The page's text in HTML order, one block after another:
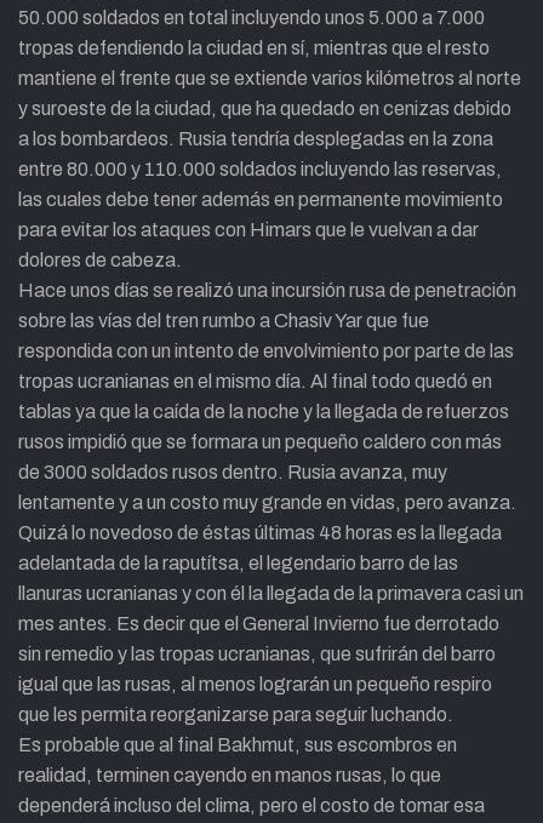
50.000 soldados en total incluyendo unos 5.000 a 7.000
tropas defendiendo la ciudad en sí, mientras que el resto
mantiene el frente que se extiende varios kilómetros al norte
y suroeste de la ciudad, que ha quedado en cenizas debido
a los bombardeos. Rusia tendría desplegadas en la zona
entre 80.000 y 110.000 soldados incluyendo las reservas,
las cuales debe tener además en permanente movimiento
para evitar los ataques con Himars que le vuelvan a dar
dolores de cabeza.
Hace unos días se realizó una incursión rusa de penetración
sobre las vías del tren rumbo a Chasiv Yar que fue
respondida con un intento de envolvimiento por parte de las
tropas ucranianas en el mismo día. Al final todo quedó en
tablas ya que la caída de la noche y la llegada de refuerzos
rusos impidió que se formara un pequeño caldero con más
de 3000 soldados rusos dentro. Rusia avanza, muy
lentamente y a un costo muy grande en vidas, pero avanza.
Quizá lo novedoso de éstas últimas 48 horas es la llegada
adelantada de la raputítsa, el legendario barro de las
llanuras ucranianas y con él la llegada de la primavera casi un
mes antes. Es decir que el General Invierno fue derrotado
sin remedio y las tropas ucranianas, que sufrirán del barro
igual que las rusas, al menos lograrán un pequeño respiro
que les permita reorganizarse para seguir luchando.
Es probable que al final Bakhmut, sus escombros en
realidad, terminen cayendo en manos rusas, lo que
dependerá incluso del clima, pero el costo de tomar esa